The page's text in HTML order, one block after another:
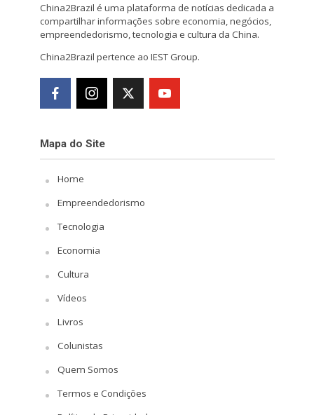
China2Brazil é uma plataforma de notícias dedicada a
compartilhar informações sobre economia, negócios,
empreendedorismo, tecnologia e cultura da China.
China2Brazil pertence ao IEST Group.
Mapa do Site
Home
Empreendedorismo
Tecnologia
Economia
Cultura
Vídeos
Livros
Colunistas
Quem Somos
Termos e Condições